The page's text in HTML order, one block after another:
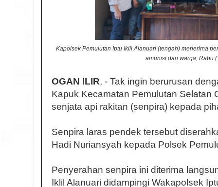
Kapolsek Pemulutan Iptu Iklil Alanuari (tengah) menerima
amunisi dari warga, Rabu
OGAN ILIR, - Tak ingin berurusan
Kapuk Kecamatan Pemulutan Selatan
senjata api rakitan (senpira) kepada
Senpira laras pendek tersebut
Hadi Nuriansyah kepada Polsek
Penyerahan senpira ini diterima
Iklil Alanuari didampingi Wakapolsek